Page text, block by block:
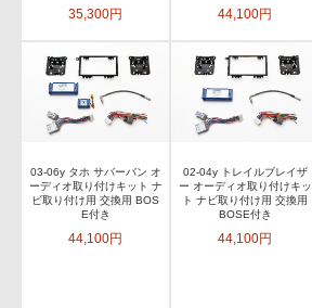
35,300円 44,100円
03-06y タホ サバーバン オ
ーディオ取り付けキット ナ
ビ取り付け用 交換用 BOS
E付き
44,100円
02-04y トレイルブレイザ
ー オーディオ取り付けキッ
ト ナビ取り付け用 交換用
BOSE付き
44,100円